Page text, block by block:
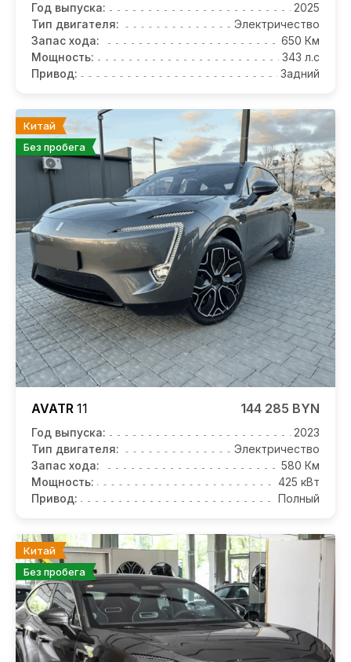
Год выпуска:
2025
Тип двигателя:
Электричество
Запас хода:
650 Км
Мощность:
343 л.с
Привод:
Задний
Китай
Без пробега
AVATR 11 144 285 BYN
Год выпуска:
2023
Тип двигателя:
Электричество
Запас хода:
580 Км
Мощность:
425 кВт
Привод:
Полный
Китай
Без пробега